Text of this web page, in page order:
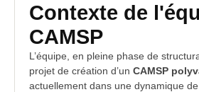
Contexte de
CAMSP
L’équipe, en pleine phase de
projet de création d’un CAMSP
actuellement dans une dynamique